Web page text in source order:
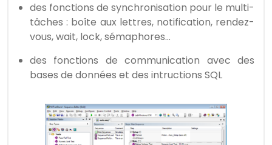
des fonctions de synchronisation pour le multi-
tâches : boîte aux lettres, notification, rendez-
vous, wait, lock, sémaphores…
des fonctions de communication avec des
bases de données et des intructions SQL